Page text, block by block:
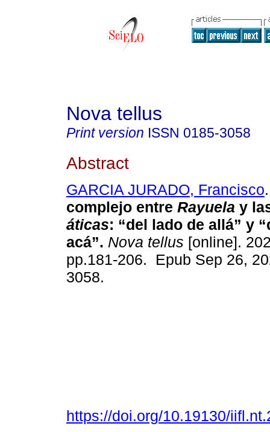
Nova tellus
Print version ISSN 0185-3058
Abstract
GARCIA JURADO, Francisco.
complejo entre Rayuela y
áticas: “del lado de allá” y
acá”. Nova tellus [online].
pp.181-206. Epub Sep 26,
3058.
https://doi.org/10.19130/